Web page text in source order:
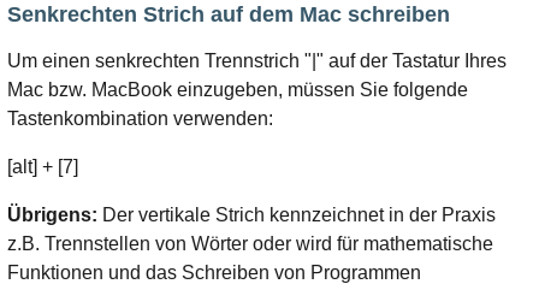
Senkrechten Strich auf dem Mac schreiben
Um einen senkrechten Trennstrich "|" auf der Tastatur Ihres
Mac bzw. MacBook einzugeben, müssen Sie folgende
Tastenkombination verwenden:
[alt] + [7]
Übrigens: Der vertikale Strich kennzeichnet in der Praxis
z.B. Trennstellen von Wörter oder wird für mathematische
Funktionen und das Schreiben von Programmen